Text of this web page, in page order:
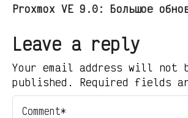
Proxmox VE 9.0: Большое
Leave a reply
Your email address will not
published. Required fields